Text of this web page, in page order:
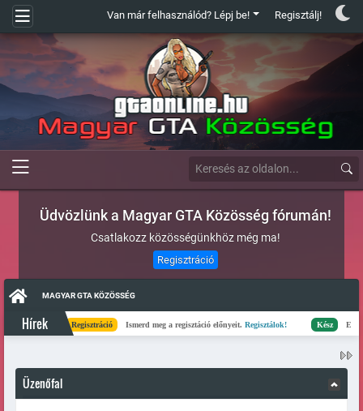
Van már felhasználód? Lépj be! Regisztálj!
Üdvözlünk a Magyar GTA Közösség fórumán!
Csatlakozz közösségünkhöz még ma!
Regisztráció
MAGYAR GTA KÖZÖSSÉG
HírekRegisztráció Ismerd meg a regisztáció előnyeit.Regisztálok! Elkészült a
Üzenőfal